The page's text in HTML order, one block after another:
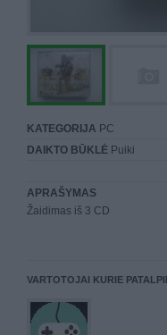
KATEGORIJA PC
DAIKTO BŪKLĖ Puiki
APRAŠYMAS
Žaidimas iš 3 CD
VARTOTOJAI KURIE